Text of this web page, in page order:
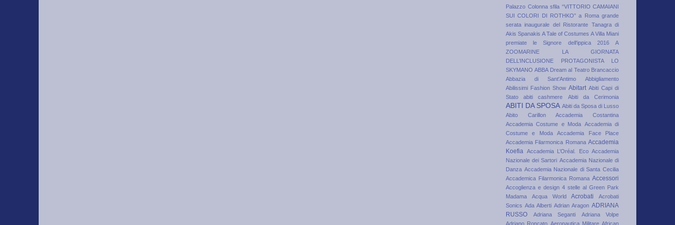
Palazzo Colonna sfila “VITTORIO CAMAIANI
SUI COLORI DI ROTHKO” a Roma grande
serata inaugurale del Ristorante Tanagra di
Akis Spanakis A Tale of Costumes A Villa Miani
premiate le Signore dell'ippica 2016
A
ZOOMARINE LA GIORNATA
DELL’INCLUSIONE PROTAGONISTA LO
SKYMANO ABBA Dream al Teatro Brancaccio
Abbazia di Sant'Antimo
Abbigliamento
Abilissimi Fashion Show Abitart Abiti Capi di
Stato
abiti cashmere Abiti da Cerimonia
ABITI DA SPOSA Abiti da Sposa di Lusso
Abito Carillon
Accademia Costantina
Accademia Costume e Moda Accademia di
Costume e Moda
Accademia Face Place
Accademia Filarmonica Romana Accademia
Koefia Accademia L’Oréal. Eco Accademia
Nazionale dei Sartori Accademia Nazionale di
Danza Accademia Nazionale di Santa Cecilia
Accademica Filarmonica Romana Accessori
Accoglienza e design 4 stelle al Green Park
Madama
Acqua World Acrobati
Acrobati
Sonics Ada Alberti Adrian Aragon ADRIANA
RUSSO
Adriana Seganti
Adriana Volpe
Adriano Roncato Aeronautica Militare African